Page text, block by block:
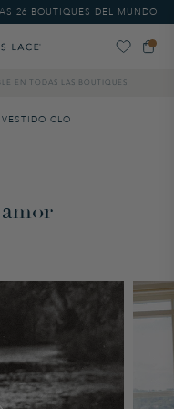
26 BOUTIQUES DEL MUNDO
EN TODAS LAS BOUTIQUES
CLO